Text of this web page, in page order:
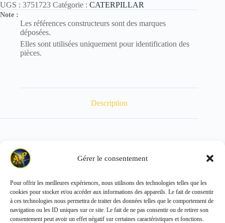
Gérer le consentement
Pour offrir les meilleures expériences, nous utilisons des technologies telles que les
cookies pour stocker et/ou accéder aux informations des appareils. Le fait de consentir
à ces technologies nous permettra de traiter des données telles que le comportement de
navigation ou les ID uniques sur ce site. Le fait de ne pas consentir ou de retirer son
consentement peut avoir un effet négatif sur certaines caractéristiques et fonctions.
UGS : 3751723 Catégorie : CATERPILLAR
Note :
Les références constructeurs sont des marques
déposées.
Elles sont utilisées uniquement pour identification des
pièces.
Description
CYLINDER HEAD 3751723
Copyright © 2026 - ALL PARTS FRANCE SAS